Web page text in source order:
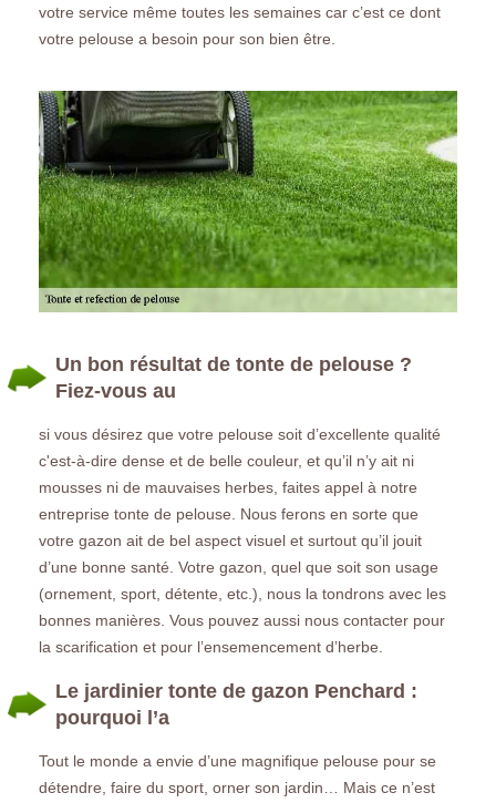
votre service même toutes les semaines car c’est ce dont
votre pelouse a besoin pour son bien être.
Un bon résultat de tonte de pelouse ?
Fiez-vous au
si vous désirez que votre pelouse soit d’excellente qualité
c'est-à-dire dense et de belle couleur, et qu’il n’y ait ni
mousses ni de mauvaises herbes, faites appel à notre
entreprise tonte de pelouse. Nous ferons en sorte que
votre gazon ait de bel aspect visuel et surtout qu’il jouit
d’une bonne santé. Votre gazon, quel que soit son usage
(ornement, sport, détente, etc.), nous la tondrons avec les
bonnes manières. Vous pouvez aussi nous contacter pour
la scarification et pour l’ensemencement d’herbe.
Le jardinier tonte de gazon Penchard :
pourquoi l’a
Tout le monde a envie d’une magnifique pelouse pour se
détendre, faire du sport, orner son jardin… Mais ce n’est